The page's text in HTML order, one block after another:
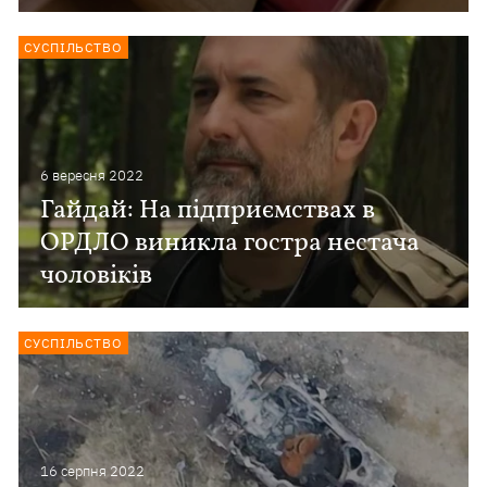
6 вересня 2022
Гайдай: На підприємствах в
ОРДЛО виникла гостра нестача
чоловіків
СУСПІЛЬСТВО
16 серпня 2022
СУСПІЛЬСТВО